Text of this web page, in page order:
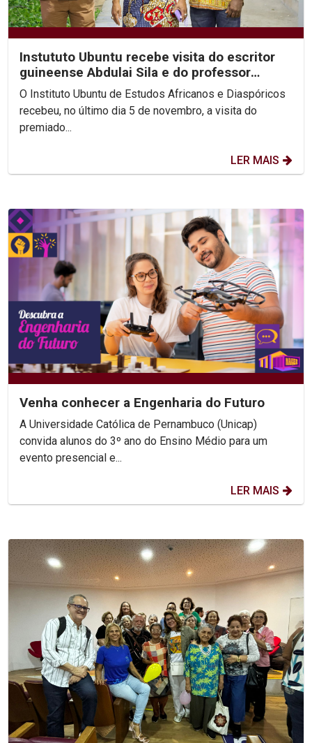
Instututo Ubuntu recebe visita do escritor
guineense Abdulai Sila e do professor
Arnaldo Sucuma
O Instituto Ubuntu de Estudos Africanos e Diaspóricos
recebeu, no último dia 5 de novembro, a visita do
premiado...
LER MAIS
Venha conhecer a Engenharia do Futuro
A Universidade Católica de Pernambuco (Unicap)
convida alunos do 3º ano do Ensino Médio para um
evento presencial e...
LER MAIS